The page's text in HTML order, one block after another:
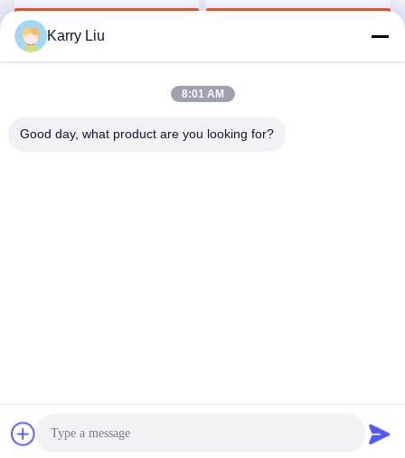
voor de Druk van de
HitteoverdrachtKrijg Beste Prijs
Zelfklevende Poeder voor
Film Leverancier. Copyright © 2018-2026 Shenzhen Tunsing
Plastic Products Co., Ltd. . Alle rechten voorbehoudena.
Karry Liu
8:01 AM
Good day, what product are you looking for?